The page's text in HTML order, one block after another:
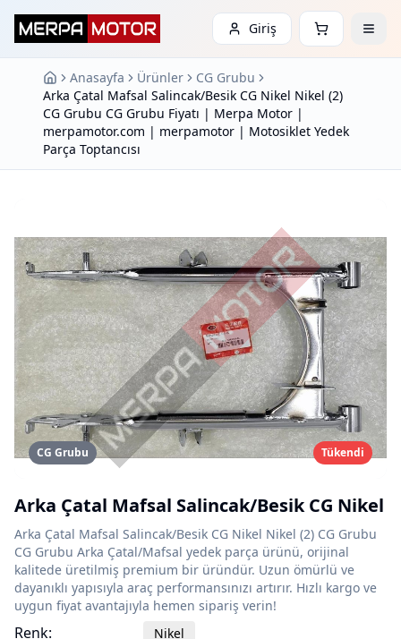
Giriş
Anasayfa Ürünler
CG Grubu
Arka Çatal Mafsal Salincak/Besik CG Nikel Nikel (2)
CG Grubu CG Grubu Fiyatı | Merpa Motor |
merpamotor.com | merpamotor | Motosiklet Yedek
Parça Toptancısı
CG Grubu Tükendi
Arka Çatal Mafsal Salincak/Besik CG Nikel
Arka Çatal Mafsal Salincak/Besik CG Nikel Nikel (2) CG Grubu
CG Grubu Arka Çatal/Mafsal yedek parça ürünü, orijinal
kalitede üretilmiş premium bir üründür. Uzun ömürlü ve
dayanıklı yapısıyla araç performansınızı artırır. Hızlı kargo ve
uygun fiyat avantajıyla hemen sipariş verin!
Renk:
Nikel